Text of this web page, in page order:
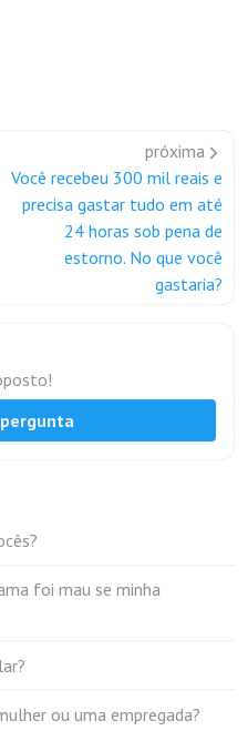
próxima
Você recebeu 300 mil reais e
precisa gastar tudo em até
24 horas sob pena de
estorno. No que você
gastaria?
foi mau se minha
ou uma empregada?